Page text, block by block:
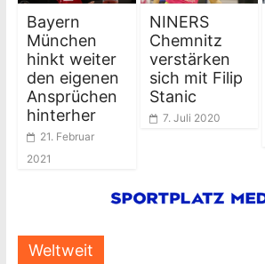
Bayern
München
hinkt weiter
den eigenen
Ansprüchen
hinterher
21. Februar
2021
NINERS
Chemnitz
verstärken
sich mit Filip
Stanic
7. Juli 2020
Weltweit